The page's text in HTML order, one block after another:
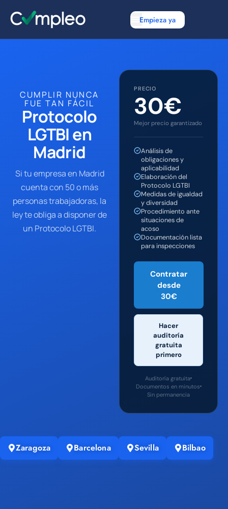
Empieza ya
CUMPLIR NUNCA
FUE TAN FÁCIL
Protocolo
LGTBI en
Madrid
Si tu empresa en Madrid
cuenta con 50 o más
personas trabajadoras, la
ley te obliga a disponer de
un Protocolo LGTBI.
PRECIO
30€
Mejor precio garantizado
Análisis de
obligaciones y
aplicabilidad
Elaboración del
Protocolo LGTBI
Medidas de igualdad
y diversidad
Procedimiento ante
situaciones de
acoso
Documentación lista
para inspecciones
Contratar
desde
30€
Hacer
auditoría
gratuita
primero
Auditoría gratuita
Documentos en minutos
Sin permanencia
Zaragoza Barcelona Sevilla Bilbao